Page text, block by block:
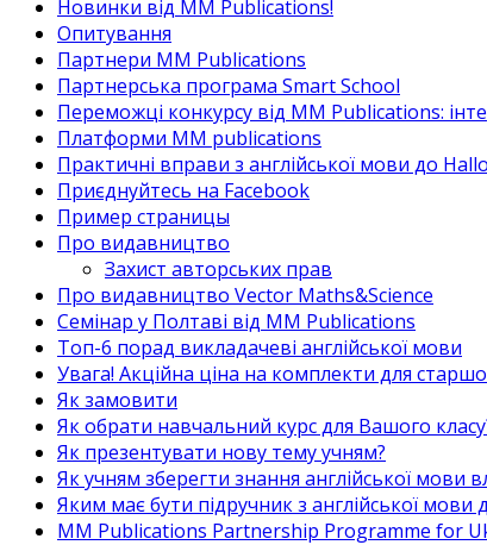
Новинки від MM Publications!
Опитування
Партнери MM Publications
Партнерська програма Smart School
Переможці конкурсу від MM Publications:
Платформи MM publications
Практичні вправи з англійської мови до
Приєднуйтесь на Facebook
Пример страницы
Про видавництво
Захист авторських прав
Про видавництво Vector Maths&Science
Семінар у Полтаві від MM Publications
Топ-6 порад викладачеві англійської мови
Увага! Акційна ціна на комплекти для
Як замовити
Як обрати навчальний курс для Вашого
Як презентувати нову тему учням?
Як учням зберегти знання англійської мови
Яким має бути підручник з англійської
MM Publications Partnership Programme for